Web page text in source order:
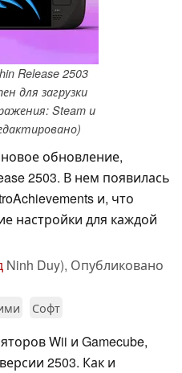
Release 2503
для загрузки
Steam и
обновление,
2503. В нем появилась
и, что
настройки для каждой
Ninh Duy), Опубликовано
Софт
Wii и Gamecube,
2503. Как и